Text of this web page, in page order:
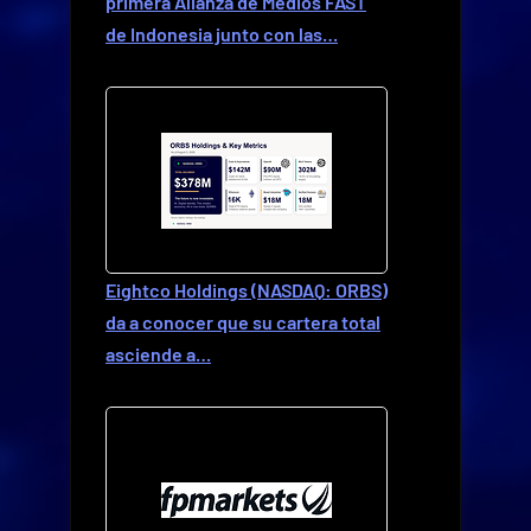
de Indonesia junto con las…
Eightco Holdings (NASDAQ: ORBS)
da a conocer que su cartera total
asciende a…